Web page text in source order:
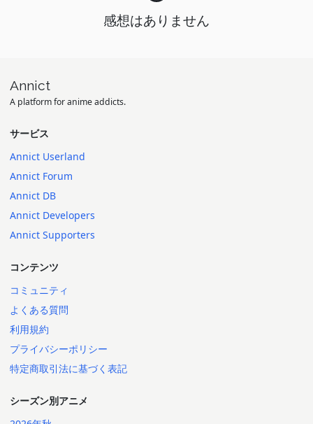
感想はありません
Annict
A platform for anime addicts.
サービス
Annict Userland
Annict Forum
Annict DB
Annict Developers
Annict Supporters
コンテンツ
コミュニティ
よくある質問
利用規約
プライバシーポリシー
特定商取引法に基づく表記
シーズン別アニメ